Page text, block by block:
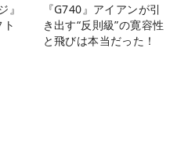
』
『G740』アイアンが引
き出す“反則級”の寛容性
と飛びは本当だった！